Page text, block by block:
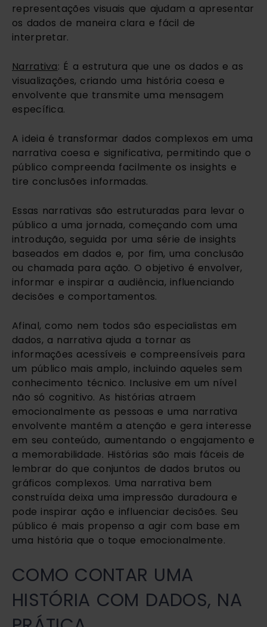
representações visuais que ajudam a apresentar
os dados de maneira clara e fácil de
interpretar.
Narrativa: É a estrutura que une os dados e as
visualizações, criando uma história coesa e
envolvente que transmite uma mensagem
específica.
A ideia é transformar dados complexos em uma
narrativa coesa e significativa, permitindo que o
público compreenda facilmente os insights e
tire conclusões informadas.
Essas narrativas são estruturadas para levar o
público a uma jornada, começando com uma
introdução, seguida por uma série de insights
baseados em dados e, por fim, uma conclusão
ou chamada para ação. O objetivo é envolver,
informar e inspirar a audiência, influenciando
decisões e comportamentos.
Afinal, como nem todos são especialistas em
dados, a narrativa ajuda a tornar as
informações acessíveis e compreensíveis para
um público mais amplo, incluindo aqueles sem
conhecimento técnico. Inclusive em um nível
não só cognitivo. As histórias atraem
emocionalmente as pessoas e uma narrativa
envolvente mantém a atenção e gera interesse
em seu conteúdo, aumentando o engajamento e
a memorabilidade. Histórias são mais fáceis de
lembrar do que conjuntos de dados brutos ou
gráficos complexos. Uma narrativa bem
construída deixa uma impressão duradoura e
pode inspirar ação e influenciar decisões. Seu
público é mais propenso a agir com base em
uma história que o toque emocionalmente.
COMO CONTAR UMA
HISTÓRIA COM DADOS, NA